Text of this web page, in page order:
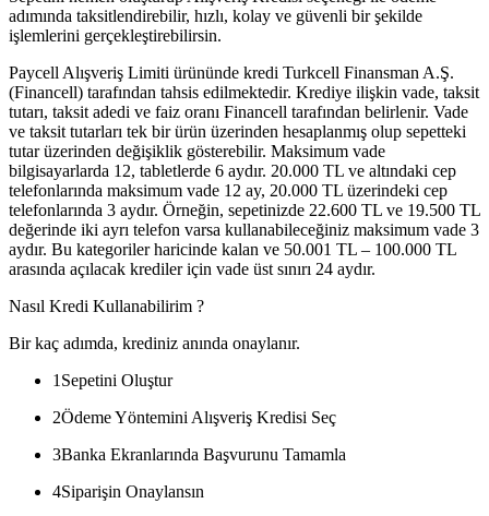
adımında taksitlendirebilir, hızlı, kolay ve güvenli bir şekilde
işlemlerini gerçekleştirebilirsin.
Paycell Alışveriş Limiti ürününde kredi Turkcell Finansman A.Ş.
(Financell) tarafından tahsis edilmektedir. Krediye ilişkin vade, taksit
tutarı, taksit adedi ve faiz oranı Financell tarafından belirlenir. Vade
ve taksit tutarları tek bir ürün üzerinden hesaplanmış olup sepetteki
tutar üzerinden değişiklik gösterebilir. Maksimum vade
bilgisayarlarda 12, tabletlerde 6 aydır. 20.000 TL ve altındaki cep
telefonlarında maksimum vade 12 ay, 20.000 TL üzerindeki cep
telefonlarında 3 aydır. Örneğin, sepetinizde 22.600 TL ve 19.500 TL
değerinde iki ayrı telefon varsa kullanabileceğiniz maksimum vade 3
aydır. Bu kategoriler haricinde kalan ve 50.001 TL – 100.000 TL
arasında açılacak krediler için vade üst sınırı 24 aydır.
Nasıl Kredi Kullanabilirim ?
Bir kaç adımda, krediniz anında onaylanır.
1 Sepetini Oluştur
2Ödeme Yöntemini Alışveriş Kredisi Seç
3Banka Ekranlarında Başvurunu Tamamla
4Siparişin Onaylansın